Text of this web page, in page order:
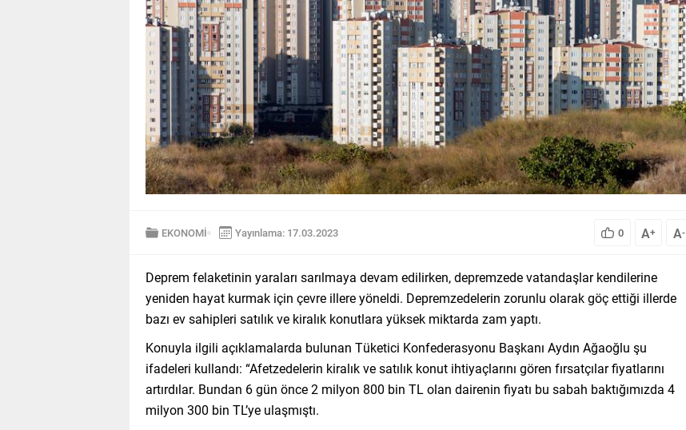
EKONOMİ Yayınlama: 17.03.2023 0 A+ A-
Deprem felaketinin yaraları sarılmaya devam edilirken, depremzede vatandaşlar kendilerine
yeniden hayat kurmak için çevre illere yöneldi. Depremzedelerin zorunlu olarak göç ettiği illerde
bazı ev sahipleri satılık ve kiralık konutlara yüksek miktarda zam yaptı.
Konuyla ilgili açıklamalarda bulunan Tüketici Konfederasyonu Başkanı Aydın Ağaoğlu şu
ifadeleri kullandı: “Afetzedelerin kiralık ve satılık konut ihtiyaçlarını gören fırsatçılar fiyatlarını
artırdılar. Bundan 6 gün önce 2 milyon 800 bin TL olan dairenin fiyatı bu sabah baktığımızda 4
milyon 300 bin TL’ye ulaşmıştı.